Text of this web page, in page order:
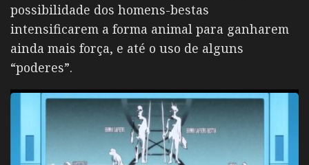
possibilidade dos homens-bestas
intensificarem a forma animal para ganharem
ainda mais força, e até o uso de alguns
“poderes”.